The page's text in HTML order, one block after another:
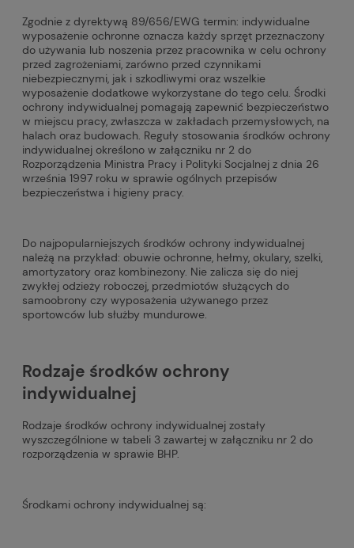
Zgodnie z dyrektywą 89/656/EWG termin: indywidualne
wyposażenie ochronne oznacza każdy sprzęt przeznaczony
do używania lub noszenia przez pracownika w celu ochrony
przed zagrożeniami, zarówno przed czynnikami
niebezpiecznymi, jak i szkodliwymi oraz wszelkie
wyposażenie dodatkowe wykorzystane do tego celu. Środki
ochrony indywidualnej pomagają zapewnić bezpieczeństwo
w miejscu pracy, zwłaszcza w zakładach przemysłowych, na
halach oraz budowach. Reguły stosowania środków ochrony
indywidualnej określono w załączniku nr 2 do
Rozporządzenia Ministra Pracy i Polityki Socjalnej z dnia 26
września 1997 roku w sprawie ogólnych przepisów
bezpieczeństwa i higieny pracy.
Do najpopularniejszych środków ochrony indywidualnej
należą na przykład: obuwie ochronne, hełmy, okulary, szelki,
amortyzatory oraz kombinezony. Nie zalicza się do niej
zwykłej odzieży roboczej, przedmiotów służących do
samoobrony czy wyposażenia używanego przez
sportowców lub służby mundurowe.
Rodzaje środków ochrony
indywidualnej
Rodzaje środków ochrony indywidualnej zostały
wyszczególnione w tabeli 3 zawartej w załączniku nr 2 do
rozporządzenia w sprawie BHP.
Środkami ochrony indywidualnej są: